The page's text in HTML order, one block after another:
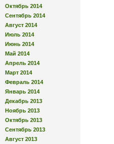
Октябрь 2014
Сентябрь 2014
Август 2014
Июль 2014
Июнь 2014
Май 2014
Апрель 2014
Март 2014
Февраль 2014
Январь 2014
Декабрь 2013
Ноябрь 2013
Октябрь 2013
Сентябрь 2013
Август 2013